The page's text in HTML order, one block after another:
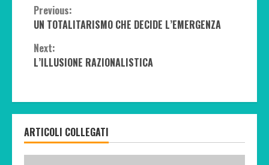
Continue
Reading
Previous:
UN TOTALITARISMO CHE DECIDE L’EMERGENZA
Next:
L’ILLUSIONE RAZIONALISTICA
ARTICOLI COLLEGATI